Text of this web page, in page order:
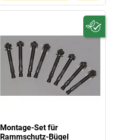
Montage-Set für
Rammschutz-Bügel